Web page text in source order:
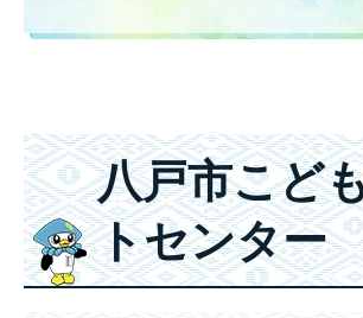
八戸市こど
トセンター